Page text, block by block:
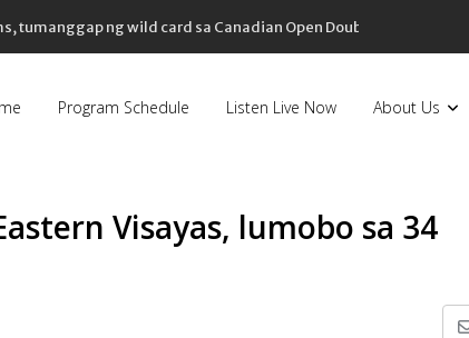
tumanggap ng wild card sa Canadian Open Doubles
Program Schedule Listen Live Now About Us
Visayas, lumobo sa 34